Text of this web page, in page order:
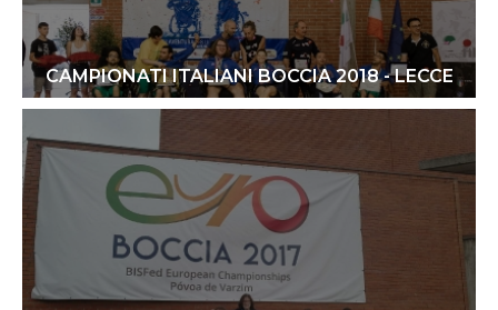
CAMPIONATI ITALIANI BOCCIA 2018 - LECCE